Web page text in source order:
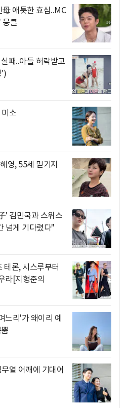
애틋한 효심..MC
뭉클
패..아들 허락받고
')
소
영, 55세 믿기지
' 김민국과 스위스
넘게 기다렸다"
테론, 시스루부터
라[지형준의
느리'가 왜이리 예
열 어깨에 기대어